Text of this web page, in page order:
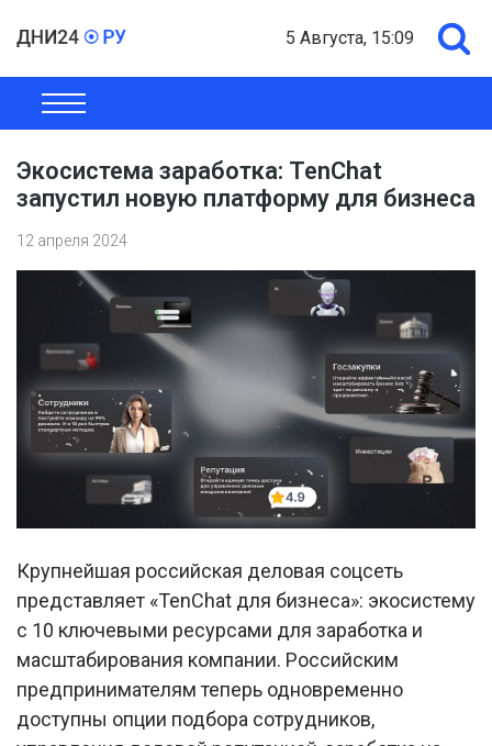
5 Августа, 15:09
ОБЩЕСТВО
Экосистема заработка: TenChat
запустил новую платформу для бизнеса
12 апреля 2024
Крупнейшая российская деловая соцсеть
представляет «TenChat для бизнеса»: экосистему
с 10 ключевыми ресурсами для заработка и
масштабирования компании. Российским
предпринимателям теперь одновременно
доступны опции подбора сотрудников,